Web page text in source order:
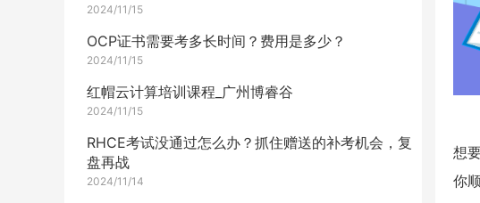
2024/11/15
OCP证书需要考多长时间？费用是多少？
2024/11/15
红帽云计算培训课程_广州博睿谷
2024/11/15
RHCE考试没通过怎么办？抓住赠送的补考机会，复
盘再战
2024/11/14
想
你